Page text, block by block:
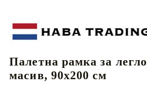
Баскетбол
Бейзбол и софтбол
Хокей и лакрос
Палетна рамка за
масив, 90х200 см